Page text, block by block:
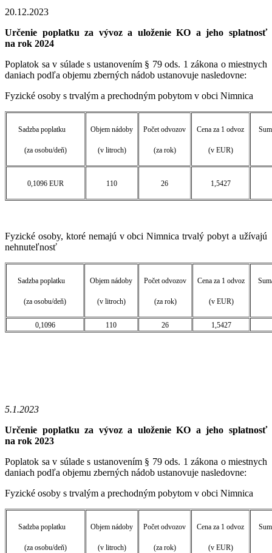
20.12.2023
Určenie poplatku za vývoz a uloženie KO a jeho splatnosť
na rok 2024
Poplatok sa v súlade s ustanovením § 79 ods. 1 zákona o miestnych
daniach podľa objemu zberných nádob ustanovuje nasledovne:
Fyzické osoby s trvalým a prechodným pobytom v obci Nimnica
Sadzba poplatku
(za osobu/deň)
Objem nádoby
(v litroch)
Počet odvozov
(za rok)
Cena za 1 odvoz
(v EUR)
0,1096 EUR 110 26 1,5427
Fyzické osoby, ktoré nemajú v obci Nimnica trvalý pobyt a užívajú
nehnuteľnosť
Sadzba poplatku
(za osobu/deň)
Objem nádoby
(v litroch)
Počet odvozov
(za rok)
Cena za 1 odvoz
(v EUR)
0,1096 110 26 1,5427
5.1.2023
Určenie poplatku za vývoz a uloženie KO a jeho splatnosť
na rok 2023
Poplatok sa v súlade s ustanovením § 79 ods. 1 zákona o miestnych
daniach podľa objemu zberných nádob ustanovuje nasledovne:
Fyzické osoby s trvalým a prechodným pobytom v obci Nimnica
Sadzba poplatku
(za osobu/deň)
Objem nádoby
(v litroch)
Počet odvozov
(za rok)
Cena za 1 odvoz
(v EUR)